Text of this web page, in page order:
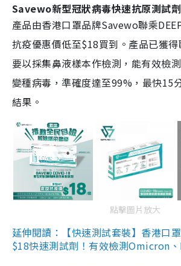
Savewo新型冠狀病毒快速抗原測試劑
產品由香港口罩品牌Savewo聯乘
抗疫優惠價低至$18買到。產品已獲得
要以採集鼻液樣本作檢測，能有效檢
變種病毒，準確度達至99%，最快15
結果。
點擊圖片放大
延伸閱讀：【快速測試套裝】香港口
$18快速測試劑！有效檢測Omicron